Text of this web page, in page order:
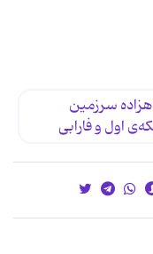
سرزمین
اول و فارابی